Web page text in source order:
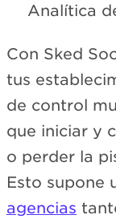
Analítica
Con Sked
tus
de control
que iniciar y
o perder la
Esto supone
agencias